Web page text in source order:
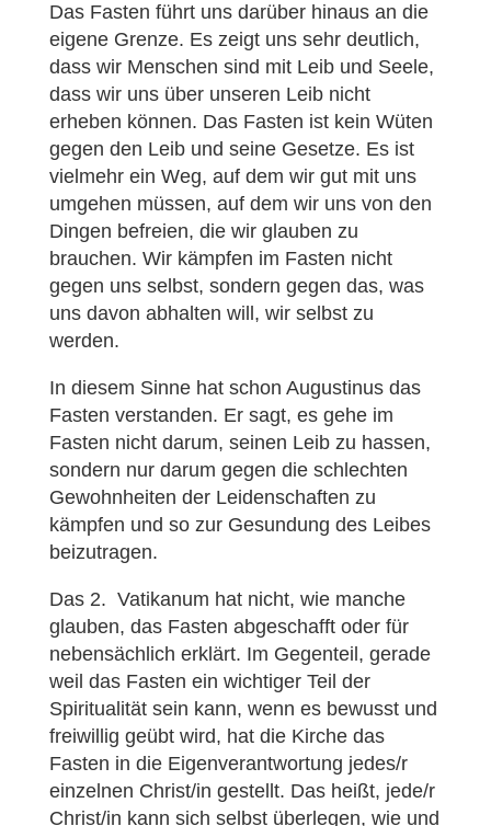
Das Fasten führt uns darüber hinaus an die
eigene Grenze. Es zeigt uns sehr deutlich,
dass wir Menschen sind mit Leib und Seele,
dass wir uns über unseren Leib nicht
erheben können. Das Fasten ist kein Wüten
gegen den Leib und seine Gesetze. Es ist
vielmehr ein Weg, auf dem wir gut mit uns
umgehen müssen, auf dem wir uns von den
Dingen befreien, die wir glauben zu
brauchen. Wir kämpfen im Fasten nicht
gegen uns selbst, sondern gegen das, was
uns davon abhalten will, wir selbst zu
werden.
In diesem Sinne hat schon Augustinus das
Fasten verstanden. Er sagt, es gehe im
Fasten nicht darum, seinen Leib zu hassen,
sondern nur darum gegen die schlechten
Gewohnheiten der Leidenschaften zu
kämpfen und so zur Gesundung des Leibes
beizutragen.
Das 2. Vatikanum hat nicht, wie manche
glauben, das Fasten abgeschafft oder für
nebensächlich erklärt. Im Gegenteil, gerade
weil das Fasten ein wichtiger Teil der
Spiritualität sein kann, wenn es bewusst und
freiwillig geübt wird, hat die Kirche das
Fasten in die Eigenverantwortung jedes/r
einzelnen Christ/in gestellt. Das heißt, jede/r
Christ/in kann sich selbst überlegen, wie und